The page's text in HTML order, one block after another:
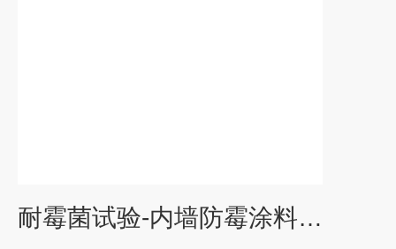
耐霉菌试验-内墙防霉涂料检测报告